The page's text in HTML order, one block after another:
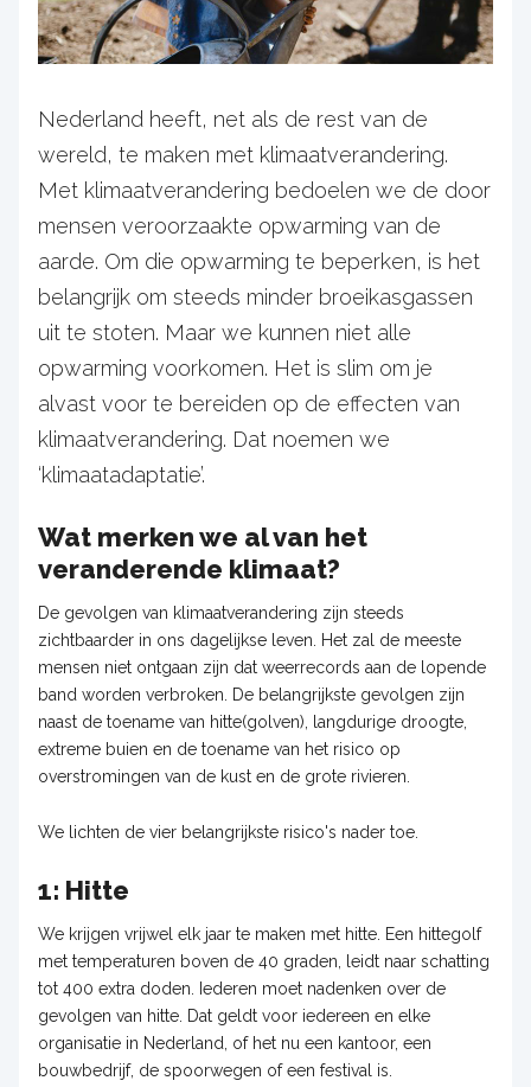
Nederland heeft, net als de rest van de
wereld, te maken met klimaatverandering.
Met klimaatverandering bedoelen we de door
mensen veroorzaakte opwarming van de
aarde. Om die opwarming te beperken, is het
belangrijk om steeds minder broeikasgassen
uit te stoten. Maar we kunnen niet alle
opwarming voorkomen. Het is slim om je
alvast voor te bereiden op de effecten van
klimaatverandering. Dat noemen we
‘klimaatadaptatie’.
Wat merken we al van het
veranderende klimaat?
De gevolgen van klimaatverandering zijn steeds
zichtbaarder in ons dagelijkse leven. Het zal de meeste
mensen niet ontgaan zijn dat weerrecords aan de lopende
band worden verbroken. De belangrijkste gevolgen zijn
naast de toename van hitte(golven), langdurige droogte,
extreme buien en de toename van het risico op
overstromingen van de kust en de grote rivieren.
We lichten de vier belangrijkste risico's nader toe.
1: Hitte
We krijgen vrijwel elk jaar te maken met hitte. Een hittegolf
met temperaturen boven de 40 graden, leidt naar schatting
tot 400 extra doden. Iederen moet nadenken over de
gevolgen van hitte. Dat geldt voor iedereen en elke
organisatie in Nederland, of het nu een kantoor, een
bouwbedrijf, de spoorwegen of een festival is.